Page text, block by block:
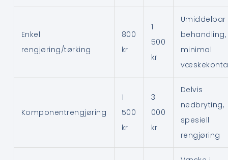
Enkel
rengjøring/tørking
800
kr
1
500
kr
Umiddelbar
behandling,
minimal
Komponentrengjøring
1
500
kr
3
000
kr
Delvis
nedbryting,
spesiell
rengjøring